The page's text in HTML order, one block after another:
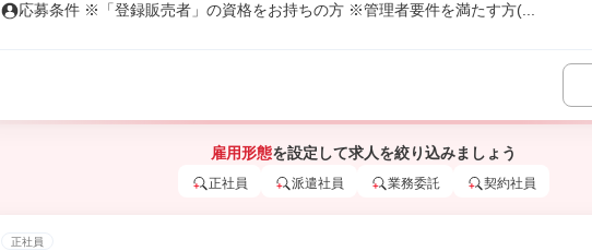
応募条件 ※「登録販売者」の資格をお持ちの方 ※管理者要件を満たす方(...
雇用形態を設定して求人を絞り込みましょう
正社員 派遣社員 業務委託 契約社員
正社員